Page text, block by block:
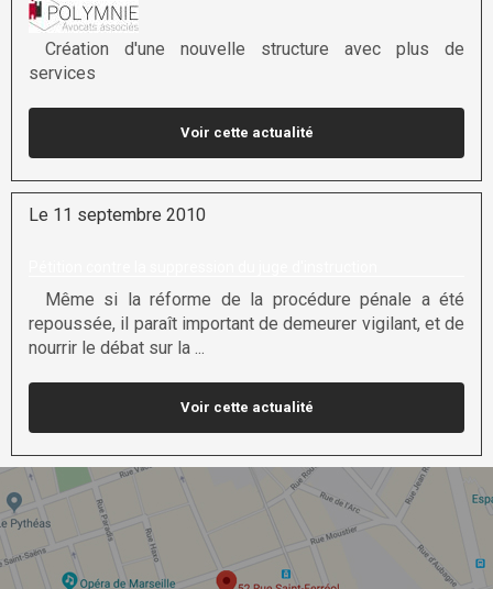
Création d'une nouvelle structure avec plus de
services
Voir cette actualité
Le 11 septembre 2010
Même si la réforme de la procédure pénale a été
repoussée, il paraît important de demeurer vigilant, et de
nourrir le débat sur la ...
Voir cette actualité